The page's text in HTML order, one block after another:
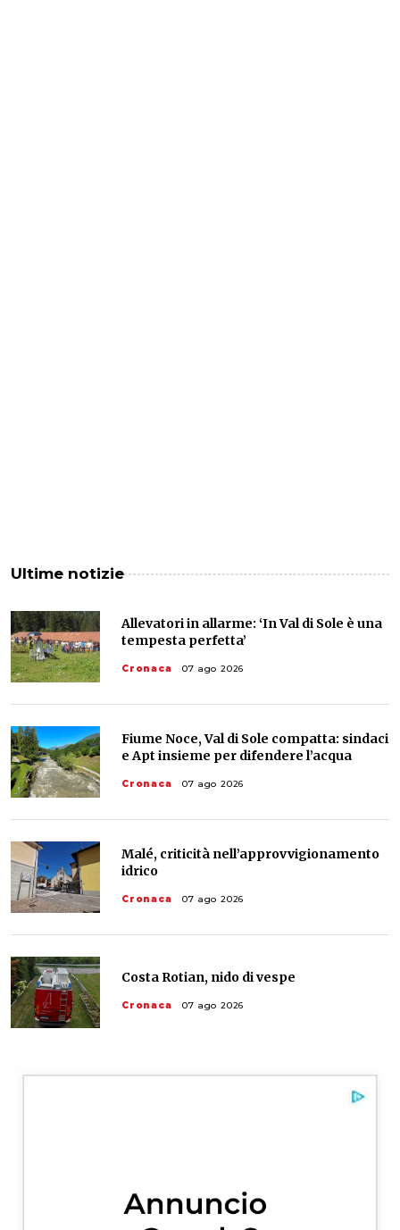
Ultime notizie
Allevatori in allarme: ‘In Val di Sole è una
tempesta perfetta’
Cronaca 07 ago 2026
Fiume Noce, Val di Sole compatta: sindaci
e Apt insieme per difendere l’acqua
Cronaca 07 ago 2026
Malé, criticità nell’approvvigionamento
idrico
Cronaca 07 ago 2026
Costa Rotian, nido di vespe
Cronaca 07 ago 2026